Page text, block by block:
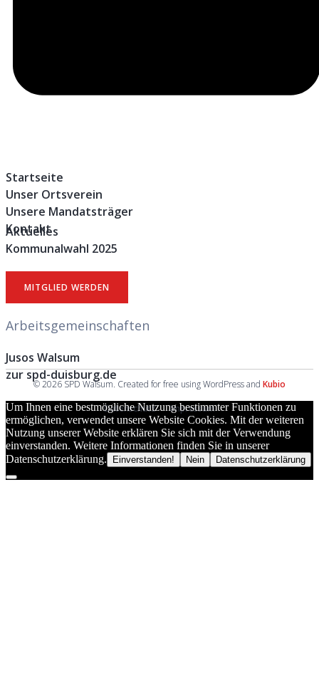
Startseite
Unser Ortsverein
Unsere Mandatsträger
Kontakt
Aktuelles
Kommunalwahl 2025
MITGLIED WERDEN
Arbeitsgemeinschaften
Jusos Walsum
zur spd-duisburg.de
© 2026 SPD Walsum. Created for free using WordPress and Kubio
Datenschutz
Impressum
Um Ihnen eine bestmögliche Nutzung bestimmter Funktionen zu
ermöglichen, verwendet unsere Website Cookies. Mit der weiteren
Nutzung unserer Website erklären Sie sich mit der Verwendung
einverstanden. Weitere Informationen finden Sie in unserer
Datenschutzerklärung.
Einverstanden! Nein Datenschutzerklärung